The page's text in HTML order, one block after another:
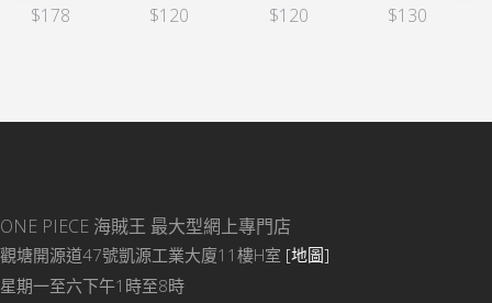
$178 $120 $120 $130
ONE PIECE 海賊王 最大型網上專門店
觀塘開源道47號凱源工業大廈11樓H室 [地圖]
星期一至六下午1時至8時